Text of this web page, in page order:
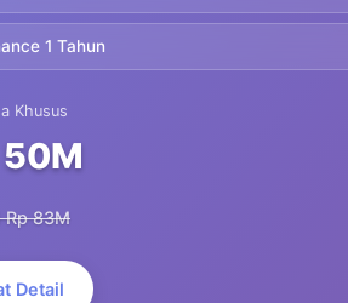
1 Tahun
Khusus
50M
Rp 83M
Detail